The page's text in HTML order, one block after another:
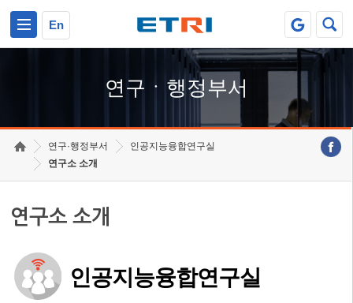
En
연구ㆍ행정부서
연구·행정부서
인공지능융합연구실
연구소 소개
연구소 소개
인공지능융합연구실